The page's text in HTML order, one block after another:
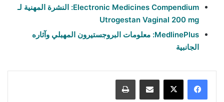
Electronic Medicines Compendium: النشرة المهنية لـ
Utrogestan Vaginal 200 mg
MedlinePlus: معلومات البروجستيرون المهبلي وآثاره
الجانبية
مشاركة عبر البريد طباعة